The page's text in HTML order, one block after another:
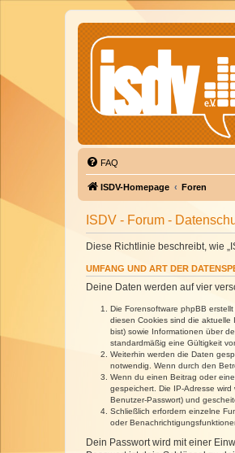
FAQ
ISDV-Homepage Foren
ISDV - Forum -
Diese Richtlinie beschreibt, wie
UMFANG UND ART DER
Deine Daten werden auf vier
Die Forensoftware phpBB
diesen Cookies sind die
bist) sowie Informationen über
standardmäßig eine Gültigkeit
Weiterhin werden die Daten
notwendig. Wenn durch den
Wenn du einen Beitrag oder
gespeichert. Die IP-Adresse
Benutzer-Passwort) und
Schließlich erfordern einzelne
oder
Dein Passwort wird mit einer